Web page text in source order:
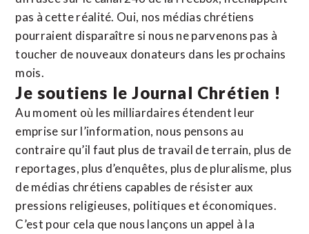
pas à cette réalité. Oui, nos médias chrétiens
pourraient disparaître si nous ne parvenons pas à
toucher de nouveaux donateurs dans les prochains
mois.
Je soutiens le Journal Chrétien !
Au moment où les milliardaires étendent leur
emprise sur l’information, nous pensons au
contraire qu’il faut plus de travail de terrain, plus de
reportages, plus d’enquêtes, plus de pluralisme, plus
de médias chrétiens capables de résister aux
pressions religieuses, politiques et économiques.
C’est pour cela que nous lançons un appel à la